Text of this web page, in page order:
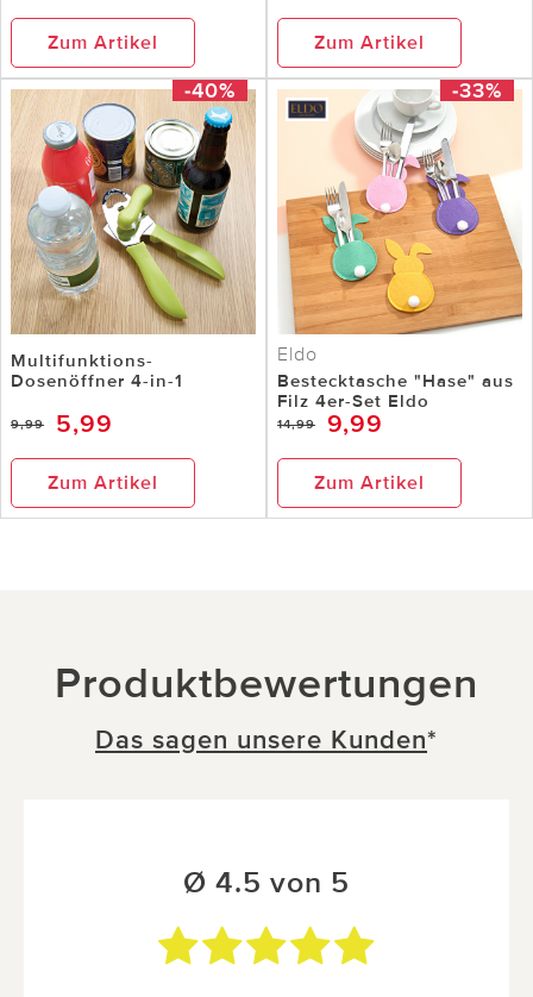
Zum Artikel Zum Artikel
-40%
Multifunktions-
Dosenöffner 4-in-1
9,99 5,99
Zum Artikel
-33%
Eldo
Bestecktasche "Hase" aus
Filz 4er-Set Eldo
14,99 9,99
Zum Artikel
Produktbewertungen
Das sagen unsere Kunden*
Ø 4.5 von 5